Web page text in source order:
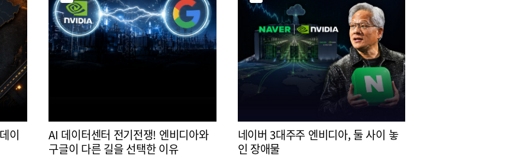
이
AI 데이터센터 전기전쟁! 엔비디아와
구글이 다른 길을 선택한 이유
네이버 3대주주 엔비디아, 둘 사이 놓
인 장애물